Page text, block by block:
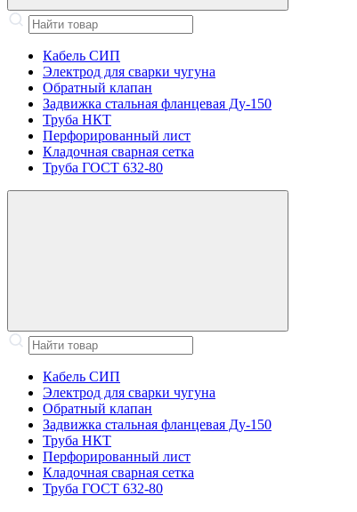
Кабель СИП
Электрод для сварки чугуна
Обратный клапан
Задвижка стальная фланцевая Ду-150
Труба НКТ
Перфорированный лист
Кладочная сварная сетка
Труба ГОСТ 632-80
Кабель СИП
Электрод для сварки чугуна
Обратный клапан
Задвижка стальная фланцевая Ду-150
Труба НКТ
Перфорированный лист
Кладочная сварная сетка
Труба ГОСТ 632-80